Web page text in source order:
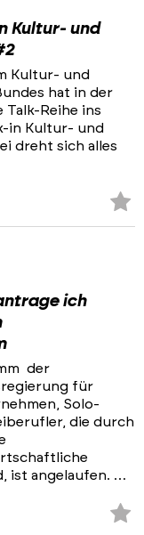
Kultur- und
Kultur- und
hat in der
Talk-Reihe ins
in Kultur- und
dreht sich alles
ich
der
für
Solo-
die durch
ist angelaufen. …